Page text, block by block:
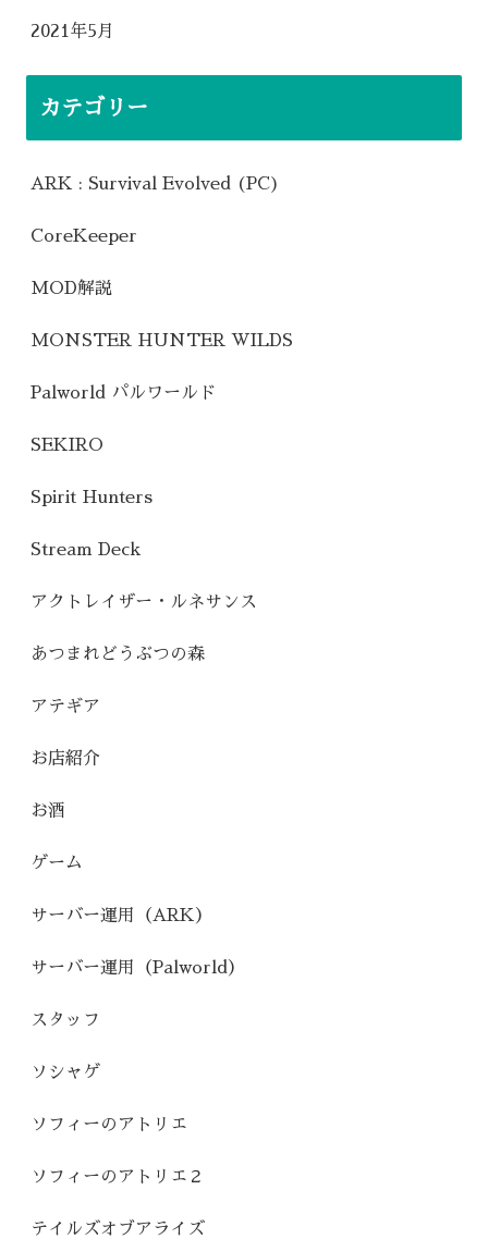
2021年5月
カテゴリー
ARK : Survival Evolved (PC)
CoreKeeper
MOD解説
MONSTER HUNTER WILDS
Palworld パルワールド
SEKIRO
Spirit Hunters
Stream Deck
アクトレイザー・ルネサンス
あつまれどうぶつの森
アテギア
お店紹介
お酒
ゲーム
サーバー運用（ARK）
サーバー運用（Palworld）
スタッフ
ソシャゲ
ソフィーのアトリエ
ソフィーのアトリエ２
テイルズオブアライズ